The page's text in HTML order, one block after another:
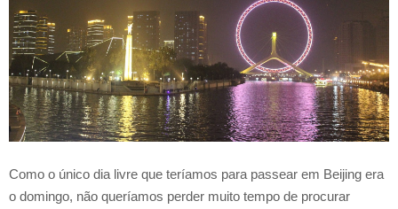
Como o único dia livre que teríamos para passear em Beijing era
o domingo, não queríamos perder muito tempo de procurar